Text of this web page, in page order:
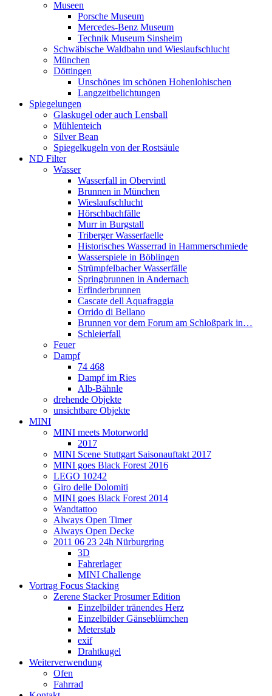
Museen
Porsche Museum
Mercedes-Benz Museum
Technik Museum Sinsheim
Schwäbische Waldbahn und Wieslaufschlucht
München
Döttingen
Unschönes im schönen Hohenlohischen
Langzeitbelichtungen
Spiegelungen
Glaskugel oder auch Lensball
Mühlenteich
Silver Bean
Spiegelkugeln von der Rostsäule
ND Filter
Wasser
Wasserfall in Obervintl
Brunnen in München
Wieslaufschlucht
Hörschbachfälle
Murr in Burgstall
Triberger Wasserfaelle
Historisches Wasserrad in Hammerschmiede
Wasserspiele in Böblingen
Strümpfelbacher Wasserfälle
Springbrunnen in Andernach
Erfinderbrunnen
Cascate dell Aquafraggia
Orrido di Bellano
Brunnen vor dem Forum am Schloßpark in…
Schleierfall
Feuer
Dampf
74 468
Dampf im Ries
Alb-Bähnle
drehende Objekte
unsichtbare Objekte
MINI
MINI meets Motorworld
2017
MINI Scene Stuttgart Saisonauftakt 2017
MINI goes Black Forest 2016
LEGO 10242
Giro delle Dolomiti
MINI goes Black Forest 2014
Wandtattoo
Always Open Timer
Always Open Decke
2011 06 23 24h Nürburgring
3D
Fahrerlager
MINI Challenge
Vortrag Focus Stacking
Zerene Stacker Prosumer Edition
Einzelbilder tränendes Herz
Einzelbilder Gänseblümchen
Meterstab
exif
Drahtkugel
Weiterverwendung
Ofen
Fahrrad